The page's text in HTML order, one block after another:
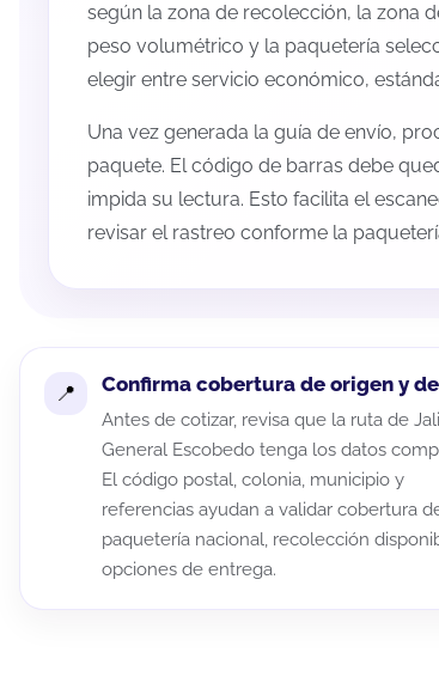
según la zona de recolección, la zona
peso volumétrico y la paquetería
elegir entre servicio económico,
Una vez generada la guía de envío,
paquete. El código de barras debe
impida su lectura. Esto facilita el
revisar el rastreo conforme la
Confirma cobertura de origen y
Antes de cotizar, revisa que la ruta de
General Escobedo tenga los datos
El código postal, colonia, municipio y
referencias ayudan a validar cobertura
paquetería nacional, recolección
opciones de entrega.